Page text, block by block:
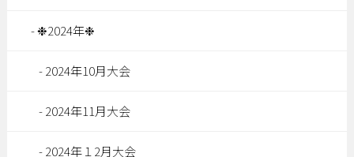
❉2024年❉
2024年10月大会
2024年11月大会
2024年１2月大会